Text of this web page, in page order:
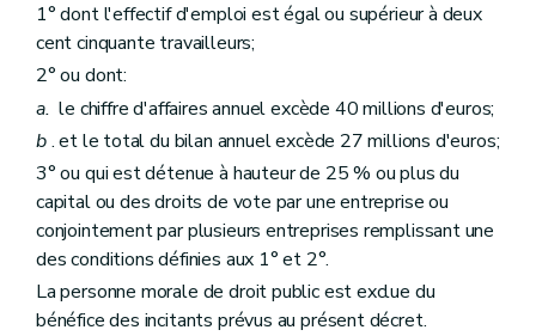
1° dont l'effectif d'emploi est égal ou supérieur à deux
cent cinquante travailleurs;
2° ou dont:
a. le chiffre d'affaires annuel excède 40 millions d'euros;
b. et le total du bilan annuel excède 27 millions d'euros;
3° ou qui est détenue à hauteur de 25 % ou plus du
capital ou des droits de vote par une entreprise ou
conjointement par plusieurs entreprises remplissant une
des conditions définies aux 1° et 2°.
La personne morale de droit public est exclue du
bénéfice des incitants prévus au présent décret.